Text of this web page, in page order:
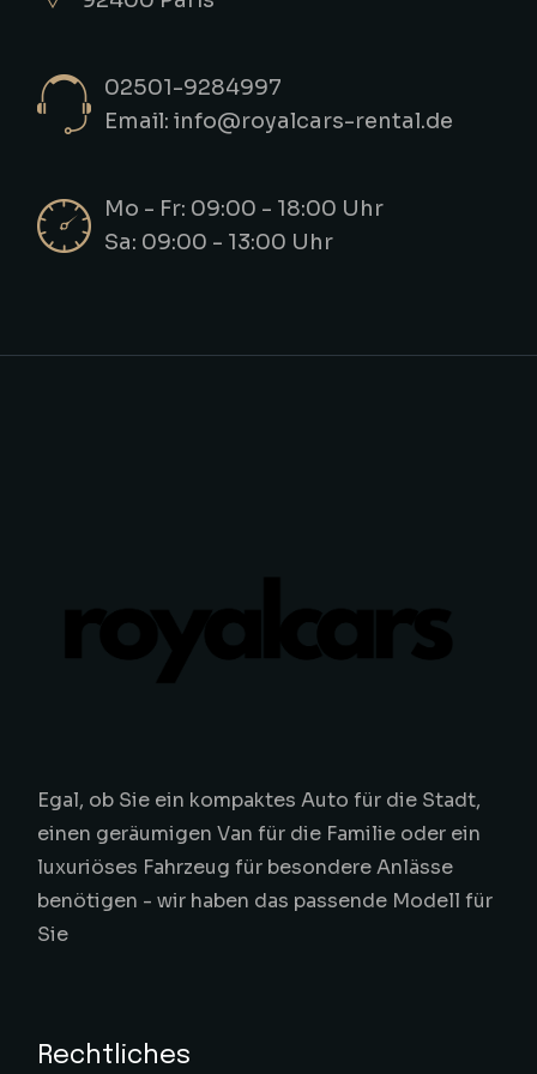
02501-9284997
Email: info@royalcars-rental.de
Mo - Fr: 09:00 - 18:00 Uhr
Sa: 09:00 - 13:00 Uhr
Egal, ob Sie ein kompaktes Auto für die Stadt,
einen geräumigen Van für die Familie oder ein
luxuriöses Fahrzeug für besondere Anlässe
benötigen - wir haben das passende Modell für
Sie
Rechtliches